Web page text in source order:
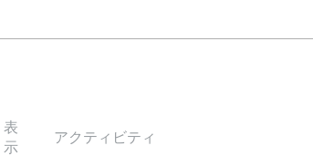
表
示
アクティビティ